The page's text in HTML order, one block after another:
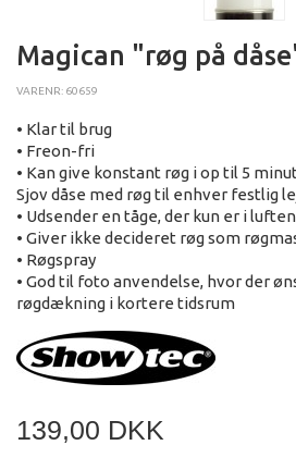
Magican "røg på
VARENR: 60659
• Klar til brug
• Freon-fri
• Kan give konstant røg i op til 5
Sjov dåse med røg til enhver festlig
• Udsender en tåge, der kun er i
• Giver ikke decideret røg som
• Røgspray
• God til foto anvendelse, hvor der
røgdækning i kortere tidsrum
139,00 DKK